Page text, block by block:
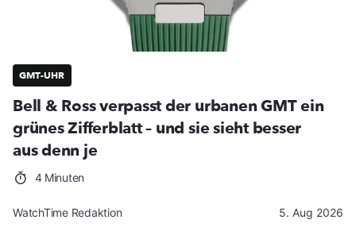
GMT-UHR
Bell & Ross verpasst der urbanen GMT ein
grünes Zifferblatt – und sie sieht besser
aus denn je
4 Minuten
WatchTime Redaktion 5. Aug 2026